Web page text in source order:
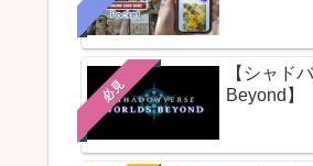
必見
【シャド
Beyond】